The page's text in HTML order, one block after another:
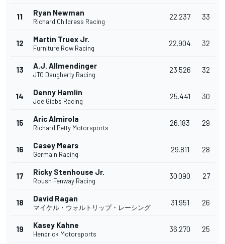
11 Ryan Newman
Richard Childress Racing
22.237 33
12 Martin Truex Jr.
Furniture Row Racing
22.904 32
13 A.J. Allmendinger
JTG Daugherty Racing
23.526 32
14 Denny Hamlin
Joe Gibbs Racing
25.441 30
15 Aric Almirola
Richard Petty Motorsports
26.183 29
16 Casey Mears
Germain Racing
29.811 28
17 Ricky Stenhouse Jr.
Roush Fenway Racing
30.090 27
18 David Ragan
マイケル・ウォルトリップ・レーシング
31.951 26
19 Kasey Kahne
Hendrick Motorsports
36.270 25